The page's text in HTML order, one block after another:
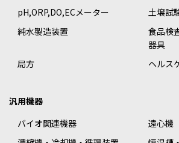
pH,ORP,DO,ECメーター
土壌試
純水製造装置
食品検
器具
局方
ヘルス
汎用機器
バイオ関連機器
遠心機